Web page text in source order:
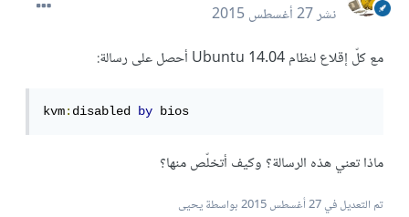
نشر27 أغسطس 2015
مع كلّ إقلاع لنظام Ubuntu 14.04 أحصل على رسالة:
kvm:disabled by bios
ماذا تعني هذه الرسالة؟ وكيف أتخلّص منها؟
تم التعديل في27 أغسطس 2015 بواسطة يحيى